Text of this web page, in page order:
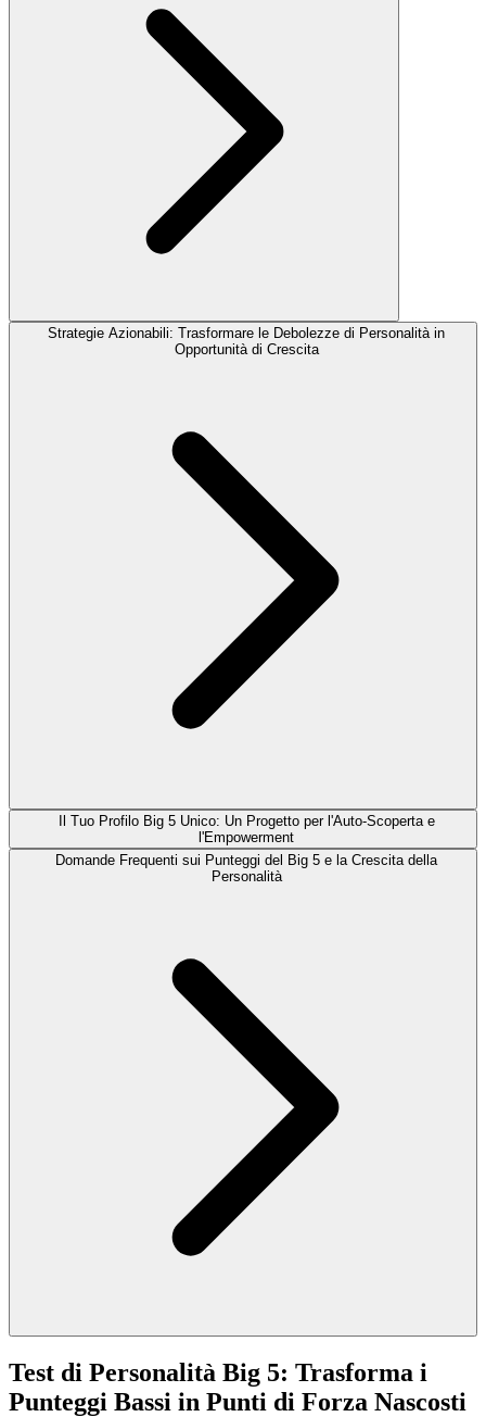
Strategie Azionabili: Trasformare le Debolezze di Personalità in
Opportunità di Crescita
Il Tuo Profilo Big 5 Unico: Un Progetto per l'Auto-Scoperta e
l'Empowerment
Domande Frequenti sui Punteggi del Big 5 e la Crescita della
Personalità
Test di Personalità Big 5: Trasforma i
Punteggi Bassi in Punti di Forza Nascosti